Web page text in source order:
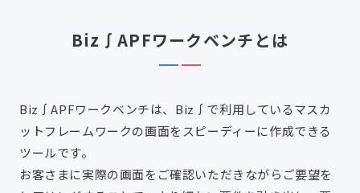
Biz∫APFワークベンチとは
Biz∫APFワークベンチは、Biz∫で利用しているマスカ
ットフレームワークの画面をスピーディーに作成できる
ツールです。
お客さまに実際の画面をご確認いただきながらご要望を